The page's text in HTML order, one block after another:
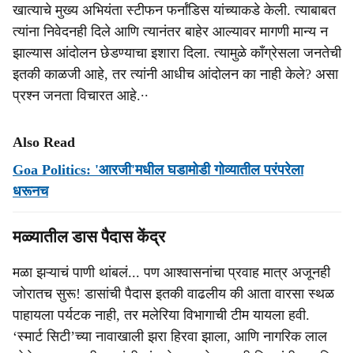
खात्‍याचे मुख्‍य अभियंता स्‍टीफन फर्नांडिस यांच्‍याकडे केली. त्‍याबाबत
त्‍यांना निवेदनही दिले आणि त्‍यानंतर बाहेर आल्‍यावर मागणी मान्‍य न
झाल्‍यास आंदोलन छेडण्‍याचा इशारा दिला. त्‍यामुळे काँग्रेसला जनतेची
इतकी काळजी आहे, तर त्‍यांनी आधीच आंदोलन का नाही केले? असा
प्रश्‍‍न जनता विचारत आहे.∙∙
Also Read
Goa Politics: 'आरजी'मधील घडामोडी गोव्यातील परंपरेला
धरूनच
मळ्यातील डास पैदास केंद्र
मळा झऱ्याचं पाणी थांबलं... पण आश्वासनांचा प्रवाह मात्र अजूनही
जोरातच सुरू! डासांची पैदास इतकी वाढलीय की आता वारसा स्थळ
पाहायला पर्यटक नाही, तर मलेरिया विभागाची टीम यायला हवी.
‘स्मार्ट सिटी’च्या नावाखाली झरा हिरवा झाला, आणि नागरिक लाल